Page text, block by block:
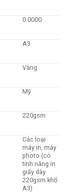
0.0000
A3
Vàng
Mỹ
220gsm
Các loại
máy in, máy
photo (có
tính năng in
giấy dày
220gsm khổ
A3)